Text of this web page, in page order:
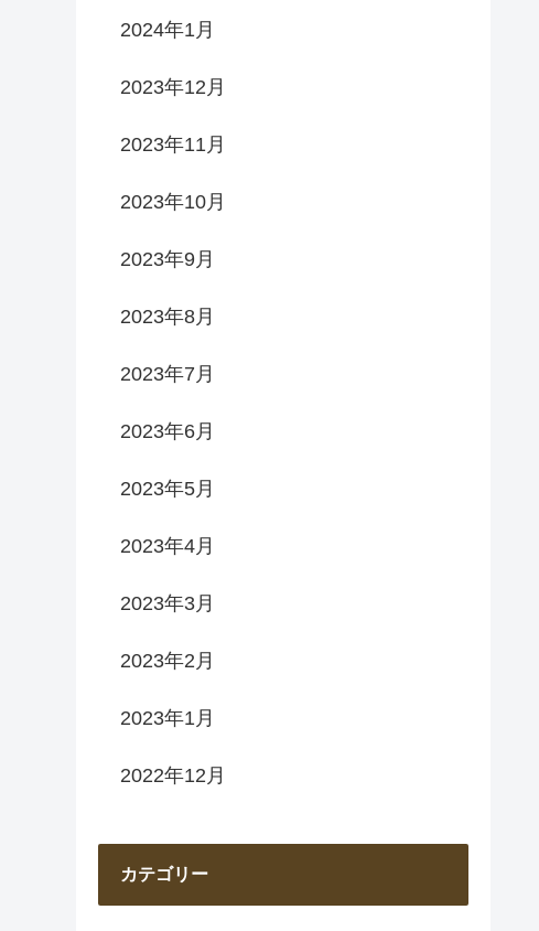
2024年1月
2023年12月
2023年11月
2023年10月
2023年9月
2023年8月
2023年7月
2023年6月
2023年5月
2023年4月
2023年3月
2023年2月
2023年1月
2022年12月
カテゴリー